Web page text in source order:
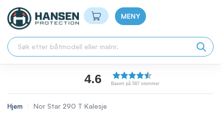
Min handlekurv
MENY
4.6 Basert på 587 stemmer
Hjem Nor Star 290 T Kalesje